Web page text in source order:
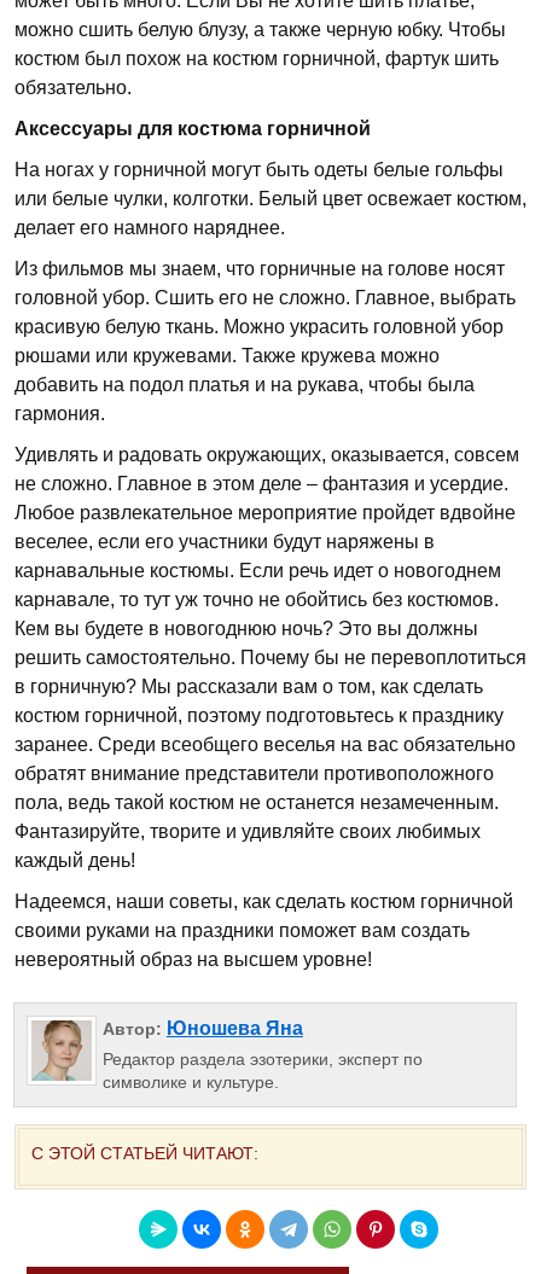
можно сшить белую блузу, а также черную юбку. Чтобы
костюм был похож на костюм горничной, фартук шить
обязательно.
Аксессуары для костюма горничной
На ногах у горничной могут быть одеты белые гольфы
или белые чулки, колготки. Белый цвет освежает костюм,
делает его намного наряднее.
Из фильмов мы знаем, что горничные на голове носят
головной убор. Сшить его не сложно. Главное, выбрать
красивую белую ткань. Можно украсить головной убор
рюшами или кружевами. Также кружева можно
добавить на подол платья и на рукава, чтобы была
гармония.
Удивлять и радовать окружающих, оказывается, совсем
не сложно. Главное в этом деле – фантазия и усердие.
Любое развлекательное мероприятие пройдет вдвойне
веселее, если его участники будут наряжены в
карнавальные костюмы. Если речь идет о новогоднем
карнавале, то тут уж точно не обойтись без костюмов.
Кем вы будете в новогоднюю ночь? Это вы должны
решить самостоятельно. Почему бы не перевоплотиться
в горничную? Мы рассказали вам о том, как сделать
костюм горничной, поэтому подготовьтесь к празднику
заранее. Среди всеобщего веселья на вас обязательно
обратят внимание представители противоположного
пола, ведь такой костюм не останется незамеченным.
Фантазируйте, творите и удивляйте своих любимых
каждый день!
Надеемся, наши советы, как сделать костюм горничной
своими руками на праздники поможет вам создать
невероятный образ на высшем уровне!
Автор: Юношева Яна
Редактор раздела эзотерики, эксперт по
символике и культуре.
С ЭТОЙ СТАТЬЕЙ ЧИТАЮТ: